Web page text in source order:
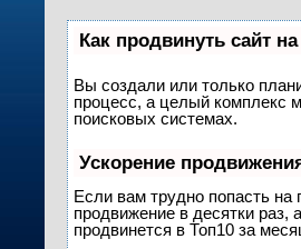
Как продвинуть сайт
Вы создали или только
процесс, а целый комплекс
поисковых системах.
Ускорение
Если вам трудно попасть на
продвижение в десятки раз,
продвинется в Топ10 за